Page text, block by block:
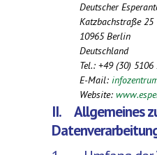
Deutscher
Katzbachstraße 25
10965 Berlin
Deutschland
Tel.: +49 (30) 5106
E-Mail:
Website:
II. Allgemeines